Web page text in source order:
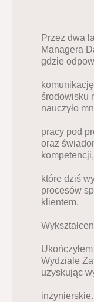
Przez dwa
Managera
gdzie
środowisku
nauczyło
pracy pod
oraz
kompetencji,
które dziś
procesów
klientem.
Wydziale
uzyskując
inżynierskie.